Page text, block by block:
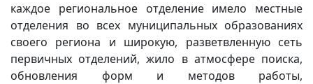
каждое региональное отделение имело местные
отделения во всех муниципальных образованиях
своего региона и широкую, разветвленную сеть
первичных отделений, жило в атмосфере поиска,
обновления форм и методов работы,